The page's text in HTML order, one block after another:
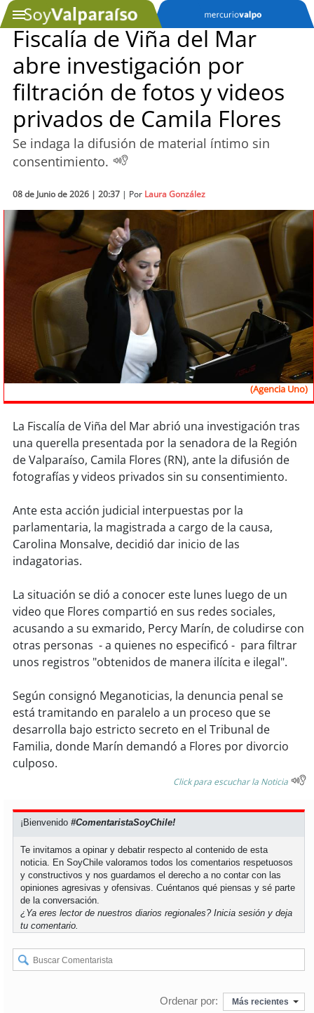
SOYTV
Podcast
Actualidad
Economía
Deportes
Tecnología
Sostenibilidad
soy chile
soyiquique
soycalama
soycopiapó
soyvalparaíso
soyquillota
soysanantonio
soychillán
soysancarlos
soytalcahuano
soyconcepción
soytemuco
soyvaldivia
Fiscalía de Viña del Mar
abre investigación por
filtración de fotos y videos
privados de Camila Flores
Se indaga la difusión de material íntimo sin
consentimiento.
08 de Junio de 2026 | 20:37 | Por Laura González
(Agencia Uno)
La Fiscalía de Viña del Mar abrió una investigación tras
una querella presentada por la senadora de la Región
de Valparaíso, Camila Flores (RN), ante la difusión de
fotografías y videos privados sin su consentimiento.
Ante esta acción judicial interpuestas por la
parlamentaria, la magistrada a cargo de la causa,
Carolina Monsalve, decidió dar inicio de las
indagatorias.
La situación se dió a conocer este lunes luego de un
video que Flores compartió en sus redes sociales,
acusando a su exmarido, Percy Marín, de coludirse con
otras personas - a quienes no especificó - para filtrar
unos registros "obtenidos de manera ilícita e ilegal".
Según consignó Meganoticias, la denuncia penal se
está tramitando en paralelo a un proceso que se
desarrolla bajo estricto secreto en el Tribunal de
Familia, donde Marín demandó a Flores por divorcio
culposo.
Click para escuchar la Noticia
¡Bienvenido#ComentaristaSoyChile!
Te invitamos a opinar y debatir respecto al contenido de esta
noticia. En SoyChile valoramos todos los comentarios respetuosos
y constructivos y nos guardamos el derecho a no contar con las
opiniones agresivas y ofensivas. Cuéntanos qué piensas y sé parte
de la conversación.
¿Ya eres lector de nuestros diarios regionales?Inicia sesión y deja
tu comentario.
Ordenar por: Más recientes